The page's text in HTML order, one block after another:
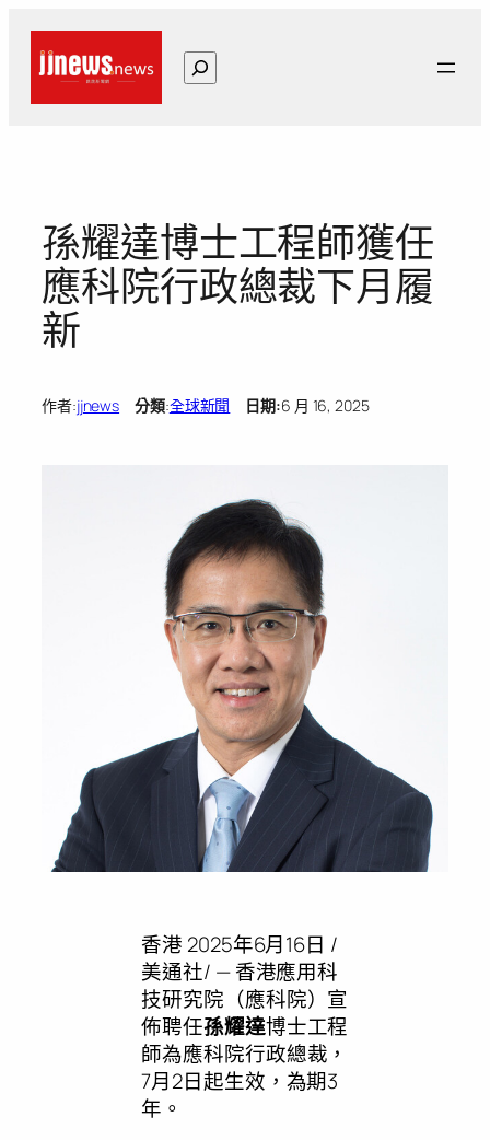
搜
尋
孫耀達博士工程師獲任
應科院行政總裁下月履
新
作者:jjnews 分類:全球新聞 日期:6 月 16, 2025
香港 2025年6月16日 /
美通社/ — 香港應用科
技研究院（應科院）宣
佈聘任孫耀達博士工程
師為應科院行政總裁，
7月2日起生效，為期3
年。